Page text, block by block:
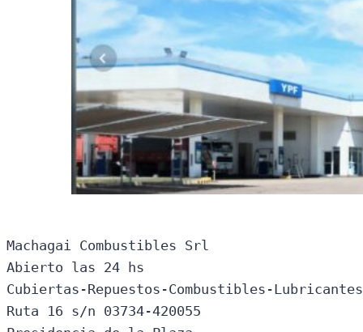
Machagai Combustibles Srl
Abierto las 24 hs
Cubiertas-Repuestos-Combustibles-
Ruta 16 s/n 03734-420055